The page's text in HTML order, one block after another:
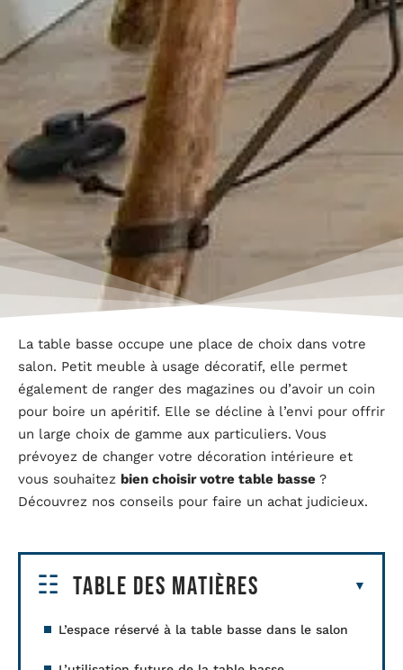
La table basse occupe une place de choix dans votre
salon. Petit meuble à usage décoratif, elle permet
également de ranger des magazines ou d’avoir un coin
pour boire un apéritif. Elle se décline à l’envi pour offrir
un large choix de gamme aux particuliers. Vous
prévoyez de changer votre décoration intérieure et
vous souhaitez bien choisir votre table basse ?
Découvrez nos conseils pour faire un achat judicieux.
Table des matières
L’espace réservé à la table basse dans le salon